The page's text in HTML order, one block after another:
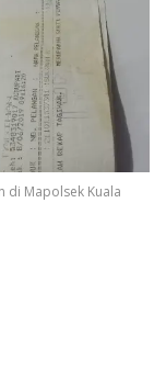
di Mapolsek Kuala